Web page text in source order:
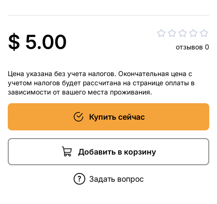
$ 5.00 отзывов 0
Цена указана без учета налогов. Окончательная цена с
учетом налогов будет рассчитана на странице оплаты в
зависимости от вашего места проживания.
Купить сейчас
Добавить в корзину
Задать вопрос